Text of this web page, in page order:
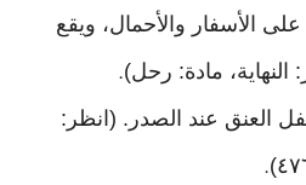
على الأسفار والأحمال، ويقع
النهاية، مادة: رحل).
العنق عند الصدر. (انظر:
.